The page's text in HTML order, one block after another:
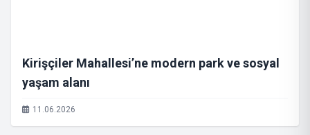
Kirişçiler Mahallesi’ne modern park ve sosyal
yaşam alanı
11.06.2026